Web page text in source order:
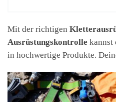
Mit der richtigen
Ausrüstungskontrolle kannst
in hochwertige Produkte.